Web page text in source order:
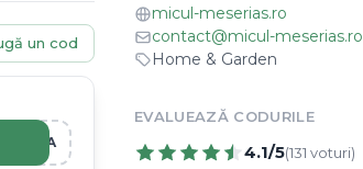
un cod
NIA
micul-meserias.ro
contact@micul-meserias.ro
Home & Garden
EVALUEAZĂ CODURILE
4.1/5(131 voturi)